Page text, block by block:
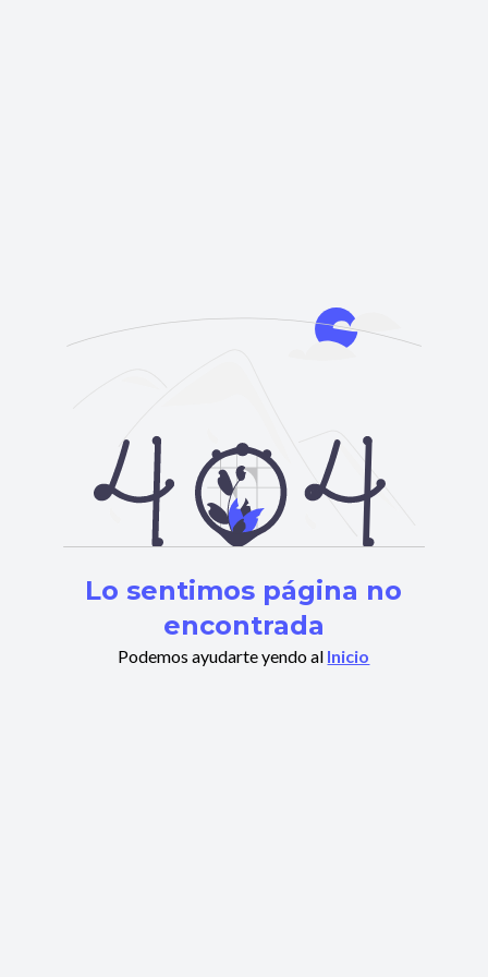
Lo sentimos página no
encontrada
Podemos ayudarte yendo al Inicio